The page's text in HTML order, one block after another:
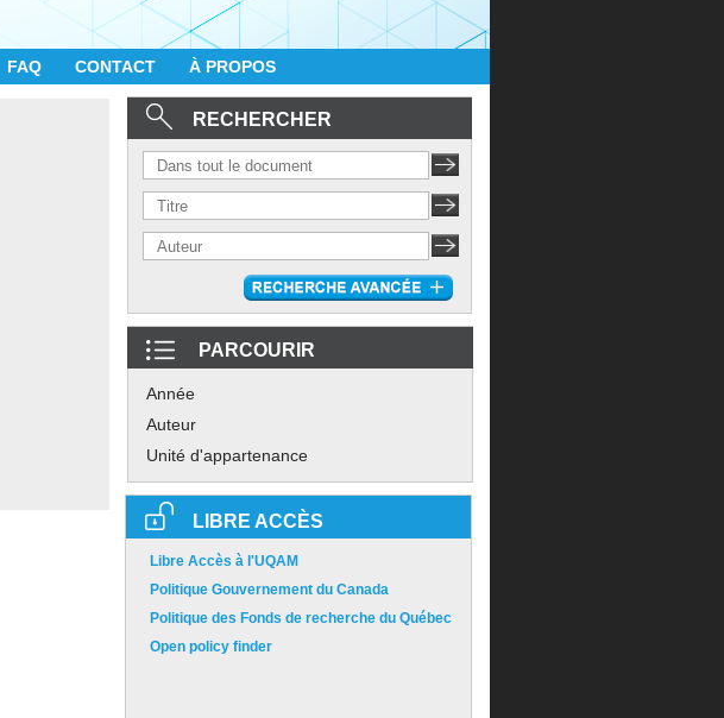
FAQ CONTACT À PROPOS
RECHERCHER
PARCOURIR
Année
Auteur
Unité d'appartenance
LIBRE ACCÈS
Libre Accès à l'UQAM
Politique Gouvernement du Canada
Politique des Fonds de recherche du Québec
Open policy finder